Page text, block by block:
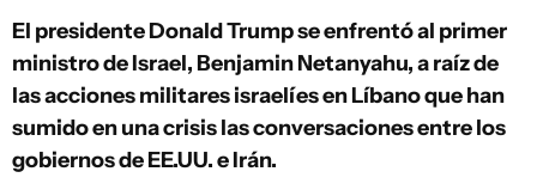
El presidente Donald Trump se enfrentó al primer
ministro de Israel, Benjamin Netanyahu, a raíz de
las acciones militares israelíes en Líbano que han
sumido en una crisis las conversaciones entre los
gobiernos de EE.UU. e Irán.